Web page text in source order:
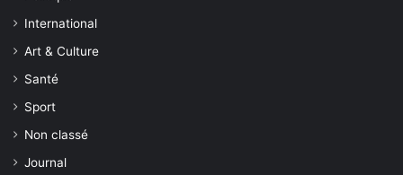
International
Art & Culture
Santé
Sport
Non classé
Journal